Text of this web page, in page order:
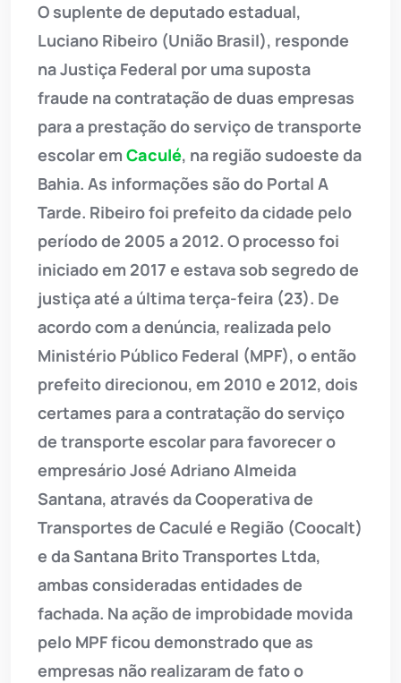
O suplente de deputado estadual,
Luciano Ribeiro (União Brasil), responde
na Justiça Federal por uma suposta
fraude na contratação de duas empresas
para a prestação do serviço de transporte
escolar em Caculé, na região sudoeste da
Bahia. As informações são do Portal A
Tarde. Ribeiro foi prefeito da cidade pelo
período de 2005 a 2012. O processo foi
iniciado em 2017 e estava sob segredo de
justiça até a última terça-feira (23). De
acordo com a denúncia, realizada pelo
Ministério Público Federal (MPF), o então
prefeito direcionou, em 2010 e 2012, dois
certames para a contratação do serviço
de transporte escolar para favorecer o
empresário José Adriano Almeida
Santana, através da Cooperativa de
Transportes de Caculé e Região (Coocalt)
e da Santana Brito Transportes Ltda,
ambas consideradas entidades de
fachada. Na ação de improbidade movida
pelo MPF ficou demonstrado que as
empresas não realizaram de fato o